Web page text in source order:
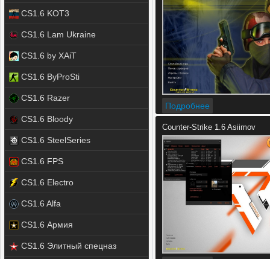
CS1.6 KOT3
CS1.6 Lam Ukraine
CS1.6 by XAiT
CS1.6 ByProSti
CS1.6 Razer
CS1.6 Bloody
CS1.6 SteelSeries
CS1.6 FPS
CS1.6 Electro
CS1.6 Alfa
CS1.6 Армия
CS1.6 Элитный спецназ
Подробнее
Counter-Strike 1.6 Asiimov